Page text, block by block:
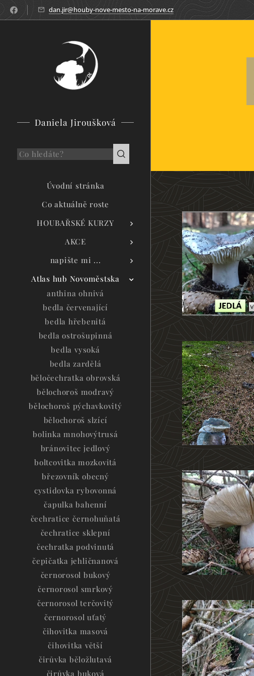
dan.jir@houby-nove-mesto-na-morave.cz
Daniela Jiroušková
Úvodní stránka
Co aktuálně roste
HOUBAŘSKÉ KURZY
AKCE
napište mi ...
Atlas hub Novoměstska
anthina ohnivá
bedla červenající
bedla hřebenitá
bedla ostrošupinná
bedla vysoká
bedla zardělá
běločechratka obrovská
bělochoroš modravý
bělochoroš pýchavkovitý
bělochoroš slzící
bolinka mnohovýtrusá
bránovitec jedlový
boltcovitka mozkovitá
březovník obecný
cystidovka rybovonná
čapulka bahenní
čechratice černohuňatá
čechratice sklepní
čechratka podvinutá
čepičatka jehličnanová
černorosol bukový
černorosol smrkový
černorosol terčovitý
černorosol uťatý
čihovitka masová
čihovitka větší
čirůvka běložlutavá
čirůvka buková